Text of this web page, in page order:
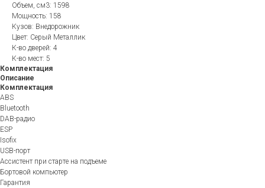
Объем, см3: 1598
Мощность: 158
Кузов: Внедорожник
Цвет: Серый Металлик
К-во дверей: 4
К-во мест: 5
Комплектация
Описание
Комплектация
ABS
Bluetooth
DAB-радио
ESP
Isofix
USB-порт
Ассистент при старте на подъеме
Бортовой компьютер
Гарантия